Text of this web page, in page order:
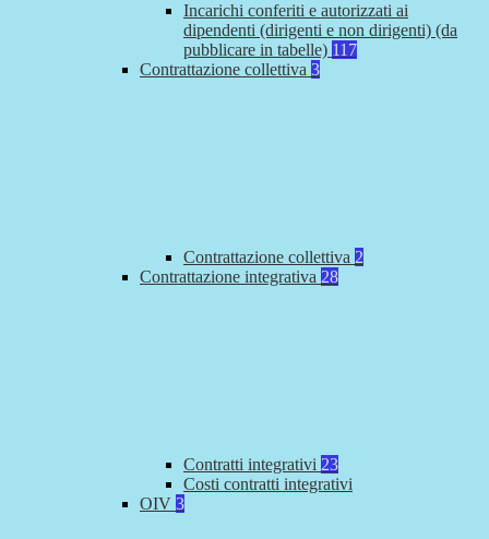
Incarichi conferiti e autorizzati ai
dipendenti (dirigenti e non dirigenti) (da
pubblicare in tabelle) 117
Contrattazione collettiva 3
Contrattazione collettiva 2
Contrattazione integrativa 28
Contratti integrativi 23
Costi contratti integrativi
OIV 3